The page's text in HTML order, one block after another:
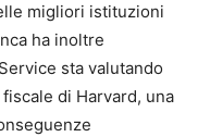
migliori istituzioni
ha inoltre
sta valutando
di Harvard, una